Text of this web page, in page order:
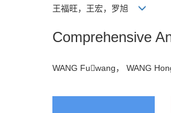
王福旺，王宏，罗旭
Comprehensive
WANG Fuwang， WANG